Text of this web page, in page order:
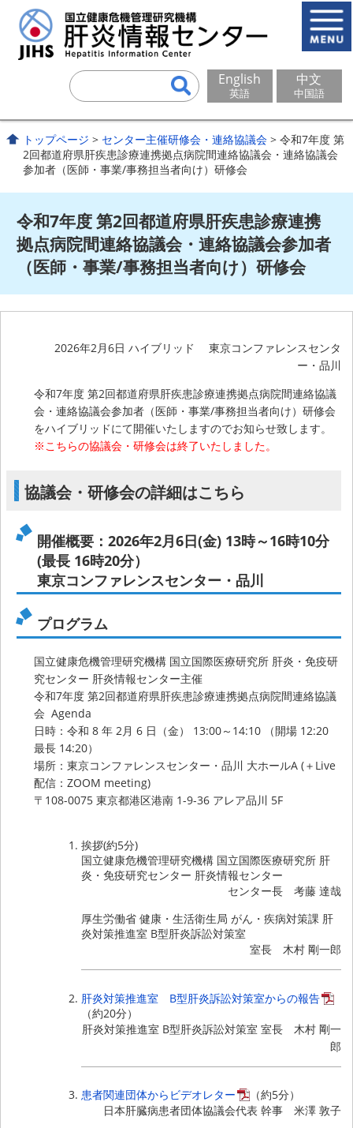
English
英語
中文
中国語
トップページ > センター主催研修会・連絡協議会 > 令和7年度 第
2回都道府県肝疾患診療連携拠点病院間連絡協議会・連絡協議会
参加者（医師・事業/事務担当者向け）研修会
令和7年度 第2回都道府県肝疾患診療連携
拠点病院間連絡協議会・連絡協議会参加者
（医師・事業/事務担当者向け）研修会
2026年2月6日 ハイブリッド 東京コンファレンスセンタ
ー・品川
令和7年度 第2回都道府県肝疾患診療連携拠点病院間連絡協議
会・連絡協議会参加者（医師・事業/事務担当者向け）研修会
をハイブリッドにて開催いたしますのでお知らせ致します。
※こちらの協議会・研修会は終了いたしました。
協議会・研修会の詳細はこちら
開催概要：2026年2月6日(金) 13時～16時10分
(最長 16時20分）
東京コンファレンスセンター・品川
プログラム
国立健康危機管理研究機構 国立国際医療研究所 肝炎・免疫研
究センター 肝炎情報センター主催
令和7年度 第2回都道府県肝疾患診療連携拠点病院間連絡協議
会 Agenda
日時：令和 8 年 2月 6 日（金） 13:00～14:10 （開場 12:20
最長 14:20）
場所：東京コンファレンスセンター・品川 大ホールA (＋Live
配信：ZOOM meeting)
〒108-0075 東京都港区港南 1-9-36 アレア品川 5F
挨拶(約5分)
国立健康危機管理研究機構 国立国際医療研究所 肝
炎・免疫研究センター 肝炎情報センター
センター長 考藤 達哉
厚生労働省 健康・生活衛生局 がん・疾病対策課 肝
炎対策推進室 B型肝炎訴訟対策室
室長 木村 剛一郎
肝炎対策推進室 B型肝炎訴訟対策室からの報告
（約20分）
肝炎対策推進室 B型肝炎訴訟対策室 室長 木村 剛一
郎
患者関連団体からビデオレター
（約5分）
日本肝臓病患者団体協議会代表 幹事 米澤 敦子